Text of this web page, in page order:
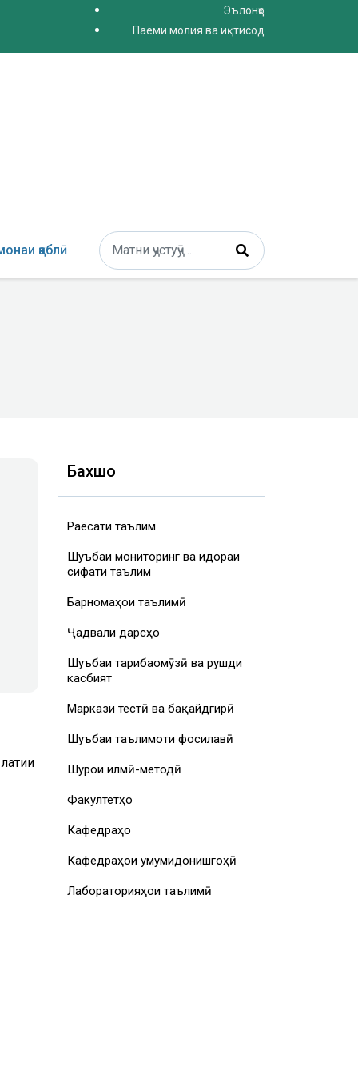
Эълонҳо
Паёми молия ва иқтисод
қаблӣ
Поиск
Type 2 or more characters for results.
Бахшҳо
Раёсати таълим
Шуъбаи мониторинг ва идораи
сифати таълим
Барномаҳои таълимӣ
Ҷадвали дарсҳо
Шуъбаи таҷрибаомӯзӣ ва рушди
касбият
Маркази тестӣ ва бақайдгирӣ
Шуъбаи таълимоти фосилавӣ
Шурои илмӣ-методӣ
Факултетҳо
Кафедраҳо
Кафедраҳои умумидонишгоҳӣ
Лабораторияҳои таълимӣ